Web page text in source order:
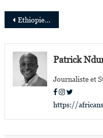
Navigation
de
l’article
Ethiopie: Adanech Abiebie réélue Maire d’Addis-Abeba
Patrick
Journaliste et
https://